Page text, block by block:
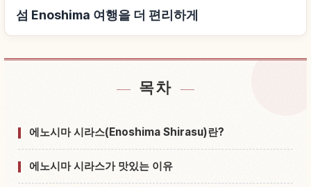
섬 Enoshima 여행을 더 편리하게
섬 Enoshima 근처 숙소 찾기
섬 Enoshima 체험 찾기↗
목차
에노시마 시라스(Enoshima Shirasu)란?
에노시마 시라스가 맛있는 이유